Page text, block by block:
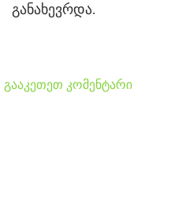
განახევრდა.
გააკეთეთ კომენტარი